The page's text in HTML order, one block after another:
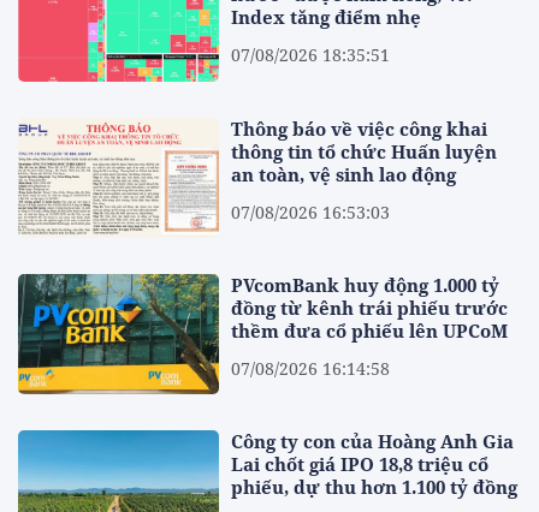
Index tăng điểm nhẹ
07/08/2026 18:35:51
Thông báo về việc công khai
thông tin tổ chức Huấn luyện
an toàn, vệ sinh lao động
07/08/2026 16:53:03
PVcomBank huy động 1.000 tỷ
đồng từ kênh trái phiếu trước
thềm đưa cổ phiếu lên UPCoM
07/08/2026 16:14:58
Công ty con của Hoàng Anh Gia
Lai chốt giá IPO 18,8 triệu cổ
phiếu, dự thu hơn 1.100 tỷ đồng